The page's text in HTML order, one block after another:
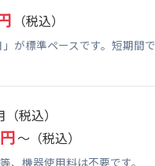
（税込）
が標準ペースです。短期間
（税込）
～（税込）
機器使用料は不要です。